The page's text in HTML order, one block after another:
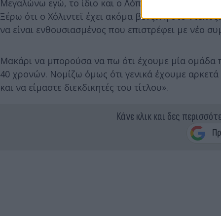
Μεγαλώνω εγώ, το ίδιο και ο Λόπεζ με τον
Ξέρω ότι ο Χόλιντεϊ έχει ακόμα βενζίνη στο
να είναι ενθουσιασμένος που επιστρέφει με νέο
Μακάρι να μπορούσα να πω ότι έχουμε μία ομάδα
40 χρονών. Νομίζω όμως ότι γενικά έχουμε
και να είμαστε διεκδικητές του τίτλου».
Κάνε κλικ και δες